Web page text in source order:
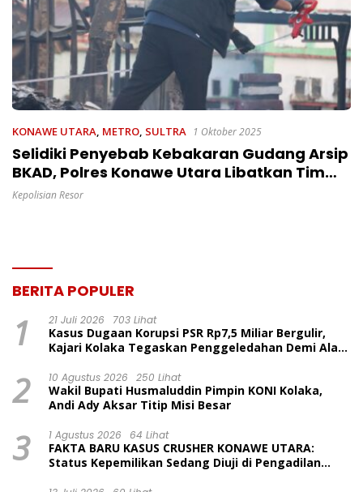
KONAWE UTARA, METRO, SULTRA 1 Oktober 2025
Selidiki Penyebab Kebakaran Gudang Arsip
BKAD, Polres Konawe Utara Libatkan Tim
Laboratorium Forensik Polda Sulsel
Kepolisian Resor
BERITA POPULER
1 21 Juli 2026 703 Lihat
Kasus Dugaan Korupsi PSR Rp7,5 Miliar Bergulir,
Kajari Kolaka Tegaskan Penggeledahan Demi Alat
2 10 Agustus 2026 250 Lihat
Wakil Bupati Husmaluddin Pimpin KONI Kolaka,
Andi Ady Aksar Titip Misi Besar
3 1 Agustus 2026 64 Lihat
FAKTA BARU KASUS CRUSHER KONAWE UTARA:
Status Kepemilikan Sedang Diuji di Pengadilan